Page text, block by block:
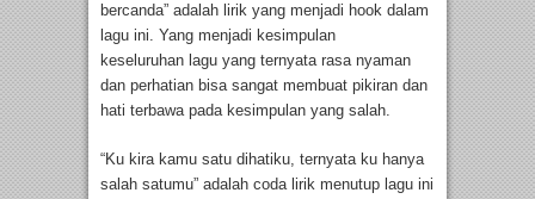
bercanda” adalah lirik yang menjadi hook dalam
lagu ini. Yang menjadi kesimpulan
keseluruhan lagu yang ternyata rasa nyaman
dan perhatian bisa sangat membuat pikiran dan
hati terbawa pada kesimpulan yang salah.
“Ku kira kamu satu dihatiku, ternyata ku hanya
salah satumu” adalah coda lirik menutup lagu ini